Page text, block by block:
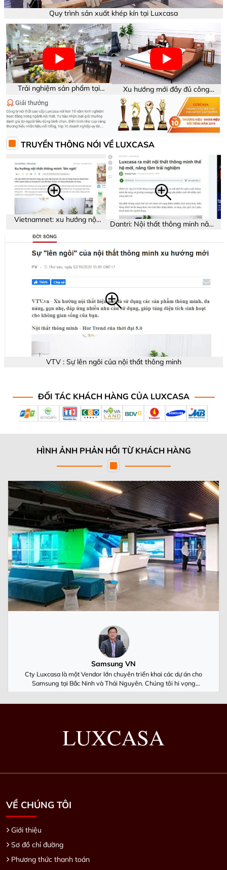
Quy trình sản xuất khép kín tại Luxcasa
Trải nghiệm sản phẩm tại
showroom Luxcasa
Xu hướng mới đầy đủ công
năng trên sản phẩm
TRUYỀN THÔNG NÓI VỀ LUXCASA
Vietnamnet: xu hướng nội
Dantri: Nội thất thông minh nâng
VTV : Sự lên ngôi của nội thất thông minh
ĐỐI TÁC KHÁCH HÀNG CỦA LUXCASA
HÌNH ẢNH PHẢN HỒI TỪ KHÁCH HÀNG
Samsung VN
Cty Luxcasa là một Vendor lớn chuyên triển khai các dự án cho
Samsung tại Bắc Ninh và Thái Nguyên. Chúng tôi hi vọng
VỀ CHÚNG TÔI
Giới thiệu
Sơ đồ chỉ đường
Phương thức thanh toán